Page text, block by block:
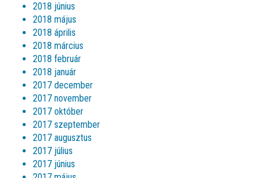
2018 június
2018 május
2018 április
2018 március
2018 február
2018 január
2017 december
2017 november
2017 október
2017 szeptember
2017 augusztus
2017 július
2017 június